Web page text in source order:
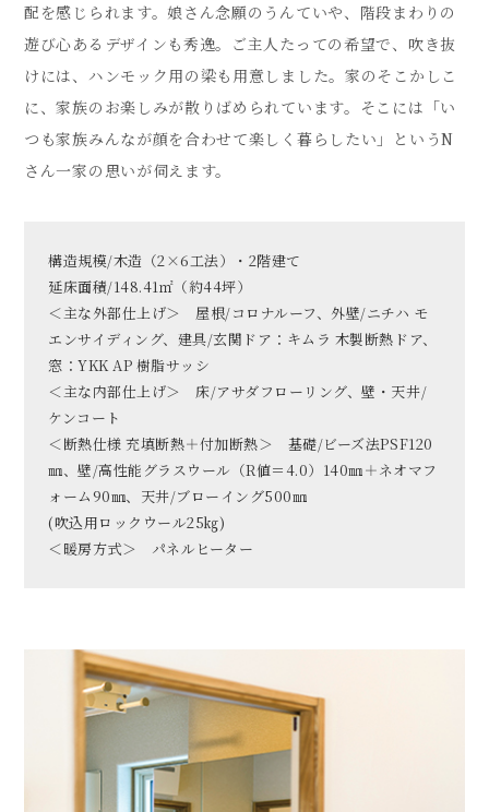
配を感じられます。娘さん念願のうんていや、階段まわりの
遊び心あるデザインも秀逸。ご主人たっての希望で、吹き抜
けには、ハンモック用の梁も用意しました。家のそこかしこ
に、家族のお楽しみが散りばめられています。そこには「い
つも家族みんなが顔を合わせて楽しく暮らしたい」というN
さん一家の思いが伺えます。
構造規模/木造（2×6工法）・2階建て
延床面積/148.41㎡（約44坪）
＜主な外部仕上げ＞ 屋根/コロナルーフ、外壁/ニチハ モ
エンサイディング、建具/玄関ドア：キムラ 木製断熱ドア、
窓：YKK AP 樹脂サッシ
＜主な内部仕上げ＞ 床/アサダフローリング、壁・天井/
ケンコート
＜断熱仕様 充填断熱＋付加断熱＞ 基礎/ビーズ法PSF120
㎜、壁/高性能グラスウール（R値＝4.0）140㎜＋ネオマフ
ォーム90㎜、天井/ブローイング500㎜
(吹込用ロックウール25㎏)
＜暖房方式＞ パネルヒーター